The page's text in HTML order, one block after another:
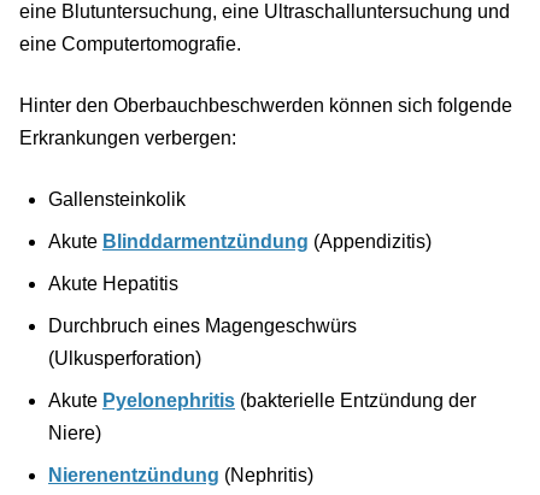
eine Blutuntersuchung, eine Ultraschalluntersuchung und
eine Computertomografie.
Hinter den Oberbauchbeschwerden können sich folgende
Erkrankungen verbergen:
Gallensteinkolik
Akute Blinddarmentzündung (Appendizitis)
Akute Hepatitis
Durchbruch eines Magengeschwürs
(Ulkusperforation)
Akute Pyelonephritis (bakterielle Entzündung der
Niere)
Nierenentzündung (Nephritis)